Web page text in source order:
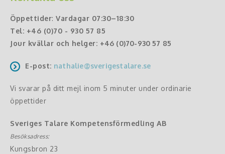
Öppettider: Vardagar 07:30–18:30
Tel: +46 (0)70 - 930 57 85
Jour kvällar och helger: +46 (0)70-930 57 85
E-post: nathalie@sverigestalare.se
Vi svarar på ditt mejl inom 5 minuter under ordinarie
öppettider
Sveriges Talare Kompetensförmedling AB
Besöksadress:
Kungsbron 23